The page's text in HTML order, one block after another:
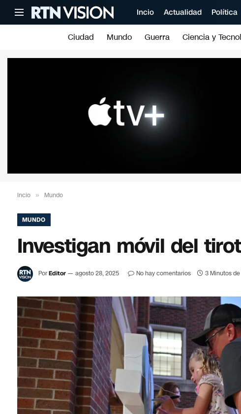
Incio Actualidad Política
Ciudad Mundo Guerra Ciencia y
Incio » Mundo
MUNDO
Investigan móvil del
PorEditor agosto 28, 2025 No hay comentarios 3 Minutos